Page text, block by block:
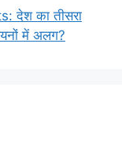
देश का तीसरा
में अलग?